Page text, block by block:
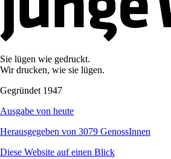
Sie lügen wie gedruckt.
Wir drucken, wie sie lügen.
Gegründet 1947
Ausgabe von heute
Herausgegeben von 3079 GenossInnen
Diese Website auf einen Blick